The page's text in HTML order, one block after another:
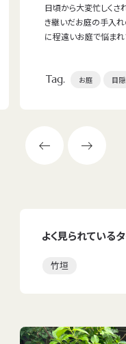
日頃から大変忙しくさ
き継いだお庭の手入
に程遠いお庭で悩まれ
Tag. お庭 目
よく見られている
竹垣